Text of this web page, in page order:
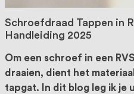
Schroefdraad Tappen in
Handleiding 2025
Om een schroef in een
draaien, dient het
tapgat. In dit blog leg ik je